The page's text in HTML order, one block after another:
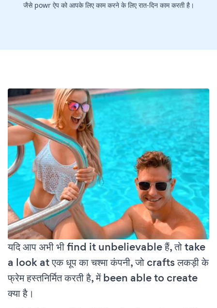
जैसे powr ऐप को आपके लिए काम करने के लिए रात-दिन काम करती है।
यदि आप अभी भी find it unbelievable हैं, तो take
a look at एक धूप का चश्मा कंपनी, जो crafts लकड़ी के
फ्रेम हस्तनिर्मित करती है, में been able to create
क्या है।